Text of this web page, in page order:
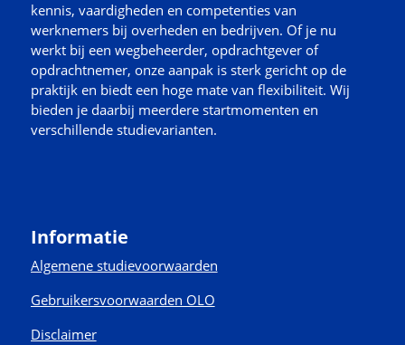
kennis, vaardigheden en competenties van
werknemers bij overheden en bedrijven. Of je nu
werkt bij een wegbeheerder, opdrachtgever of
opdrachtnemer, onze aanpak is sterk gericht op de
praktijk en biedt een hoge mate van flexibiliteit. Wij
bieden je daarbij meerdere startmomenten en
verschillende studievarianten.
Informatie
Algemene studievoorwaarden
Gebruikersvoorwaarden OLO
Disclaimer